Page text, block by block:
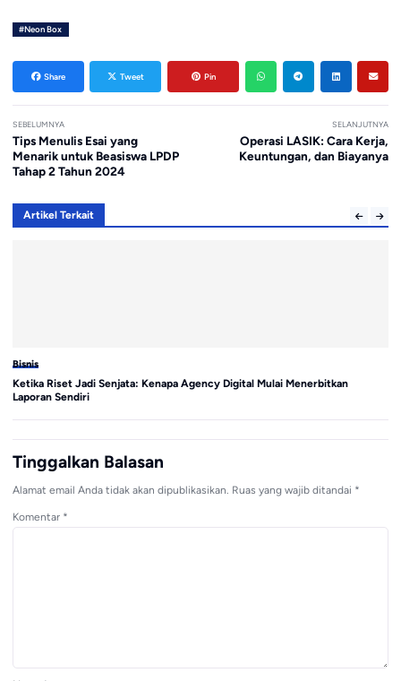
#Neon Box
Share Tweet Pin
SEBELUMNYA
Tips Menulis Esai yang
Menarik untuk Beasiswa LPDP
Tahap 2 Tahun 2024
SELANJUTNYA
Operasi LASIK: Cara Kerja,
Keuntungan, dan Biayanya
Artikel Terkait
Bisnis
Ketika Riset Jadi Senjata: Kenapa Agency Digital Mulai Menerbitkan
Laporan Sendiri
Tinggalkan Balasan
Alamat email Anda tidak akan dipublikasikan. Ruas yang wajib ditandai *
Komentar *